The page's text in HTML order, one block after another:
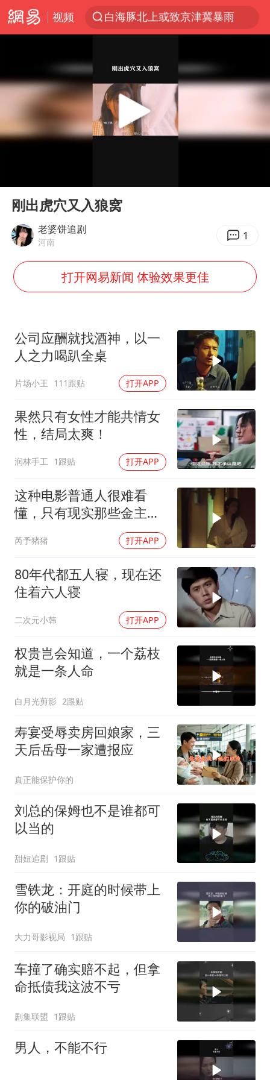
视频
《龙餐馆》 冲奖
构建更高水平的全民健身公共服务体系
香港刷新1884年以来最高气温纪录
美将每月供乌爱国者拦截导弹
“开学三件套”全线暴涨
奋力开创中国式现代化建设新局面
Play
刚出虎穴又入狼窝
老婆饼追剧
河南 1
打开网易新闻 体验效果更佳
公司应酬就找酒神，以一
人之力喝趴全桌
片场小王 111跟贴 打开APP
果然只有女性才能共情女
性，结局太爽！
润林手工 1跟贴 打开APP
这种电影普通人很难看
懂，只有现实那些金主看
芮予猪猪 打开APP
80年代都五人寝，现在还
住着六人寝
二次元小韩 打开APP
权贵岂会知道，一个荔枝
就是一条人命
白月光剪影 2跟贴
寿宴受辱卖房回娘家，三
天后岳母一家遭报应
真正能保护你的
刘总的保姆也不是谁都可
以当的
甜妞追剧 1跟贴
雪铁龙：开庭的时候带上
你的破油门
大力哥影视局 1跟贴
车撞了确实赔不起，但拿
命抵债我这波不亏
剧集联盟 1跟贴
男人，不能不行